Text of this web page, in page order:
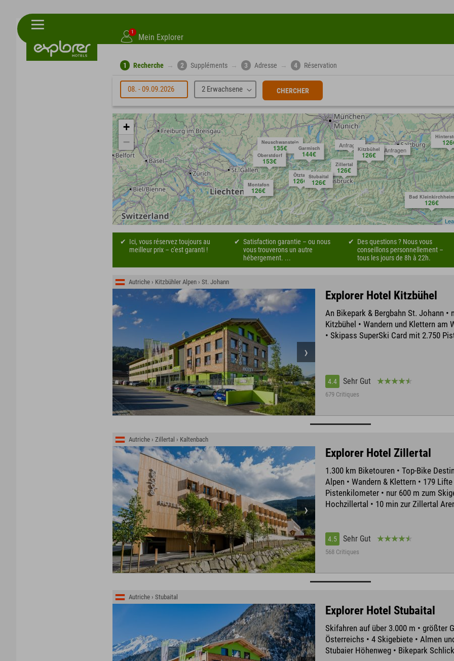
1
Mein Explorer
1 Recherche → 2 Suppléments → 3 Adresse → 4 Réservation
08. - 09.09.2026 2 Erwachsene CHERCHER
Kitzbühel
126€
Zillertal
126€
Stubaital
126€
Ötztal
126€
Oberstdorf
153€
Neuschwanstein
135€
Montafon
126€
Garmisch
144€
Bad Kleinkirchheim
126€
Anfragen
Anfragen
+
−
Ici, vous réservez toujours au
meilleur prix – c'est garanti !
Satisfaction garantie – ou nous
vous trouverons un autre
hébergement. ...
Des questions ? Nous vous
conseillons personnellement –
tous les jours de 8h à 22h.
Autriche › Kitzbühler Alpen › St. Johann
Explorer Hotel Kitzbühel
An Bikepark & Bergbahn St. Johann •
Kitzbühel • Wandern und Klettern am
• Skipass SuperSki Card mit 2.750
4.4 Sehr Gut
679 Critiques
Autriche › Zillertal › Kaltenbach
Explorer Hotel Zillertal
1.300 km Biketouren • Top-Bike
Alpen • Wandern & Klettern • 179
Pistenkilometer • nur 600 m zum
Hochzillertal • 10 min zur Zillertal
4.5 Sehr Gut
568 Critiques
Autriche › Stubaital
Explorer Hotel Stubaital
Skifahren auf über 3.000 m • größter
Österreichs • 4 Skigebiete • Almen
Stubaier Höhenweg • Bikepark